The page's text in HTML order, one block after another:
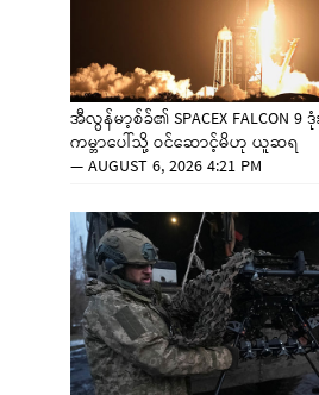
အီလွန်မာ့စ်ခ်၏ SPACEX FALCON
ကမ္ဘာပေါ်သို့ ဝင်ဆောင့်မိဟု ယူဆရ
—AUGUST 6, 2026 4:21 PM